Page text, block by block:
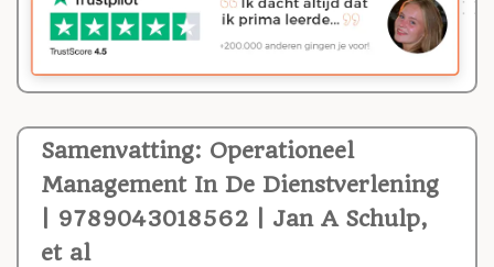
Samenvatting: Operationeel
Management In De Dienstverlening
| 9789043018562 | Jan A Schulp,
et al